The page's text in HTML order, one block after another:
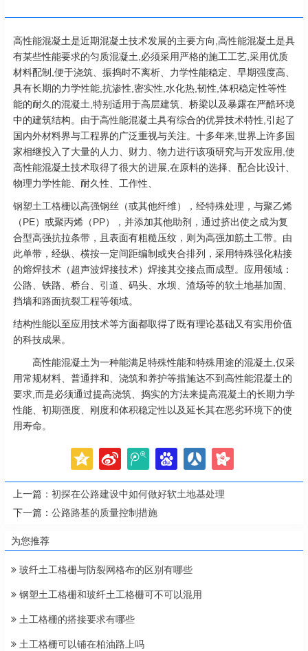
高性能混凝土是近期混凝土技术发展的主要方向,高性能混凝土是具
有某些性能要求的匀质混凝土,必须采用严格的施工工艺,采用优质
材料配制,便于浇筑、振捣时不离析、力学性能稳定、早期强度高、
具有长期的力学性能,抗渗性,密实性,水化热,韧性,体积稳定性等性
能的耐久的混凝土,特别适用于高层建筑、桥梁以及暴露在严酷环境
中的建筑结构。由于高性能混凝土具有综合的优异技术特性,引起了
国内外材料界与工程界的广泛重视与关注。十多年来,世界上许多国
家相继投入了大量的人力、财力、物力进行该项研究与开发应用,使
高性能混凝土技术取得了很大的进展,在原料的选择、配合比设计、
物理力学性能、耐久性、工作性、
钢塑土工格栅以高强钢丝（或其他纤维），经特殊处理，与聚乙烯
（PE）或聚丙烯（PP），并添加其他助剂，通过挤出使之成为复
合型高强抗拉条带，且表面有粗糙压纹，则为高强加筋土工带。由
此单带，经纵、横按一定间距编制或夹合排列，采用特殊强化粘接
的熔焊技术（超声波焊接技术）焊接其交接点而成型。应用领域：
公路、铁路、桥台、引道、码头、水坝、渣场等的软土地基加固、
挡墙和路面抗裂工程等领域。
结构性能以至应用技术等方面都取得了既有理论基础又有实用价值
的科技成果。
高性能混凝土为一种能满足特殊性能和特殊用途的混凝土,仅采
用常规材料、普通拌和、浇筑和养护等措施达不到高性能混凝土的
要求,而是必须通过提高浇筑、捣实的方法来提高混凝土的长期力学
性能、初期强度、刚度和体积稳定性以及延长其在恶劣环境下的使
用寿命。
上一篇： 初探在公路建设中如何做好软土地基处理
下一篇： 公路路基的质量控制措施
为您推荐
玻纤土工格栅与防裂网格布的区别有哪些
钢塑土工格栅和玻纤土工格栅可不可以混用
土工格栅的搭接要求有哪些
土工格栅可以铺在柏油路上吗